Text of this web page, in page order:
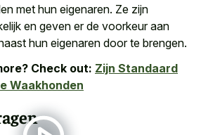
met hun eigenaren. Ze zijn
en geven er de voorkeur aan
hun eigenaren door te brengen.
Check out: Zijn Standaard
Waakhonden